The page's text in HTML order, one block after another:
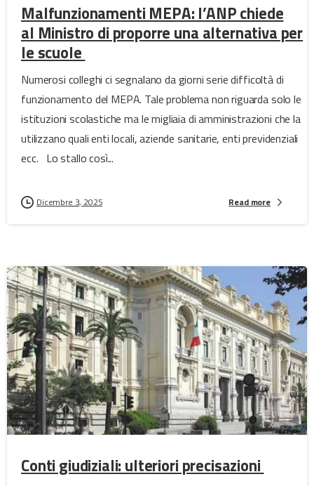
Malfunzionamenti MEPA: l’ANP chiede
al Ministro di proporre una alternativa per
le scuole
Numerosi colleghi ci segnalano da giorni serie difficoltà di
funzionamento del MEPA. Tale problema non riguarda solo le
istituzioni scolastiche ma le migliaia di amministrazioni che la
utilizzano quali enti locali, aziende sanitarie, enti previdenziali
ecc. Lo stallo così...
Dicembre 3, 2025 Read more
Conti giudiziali: ulteriori precisazioni